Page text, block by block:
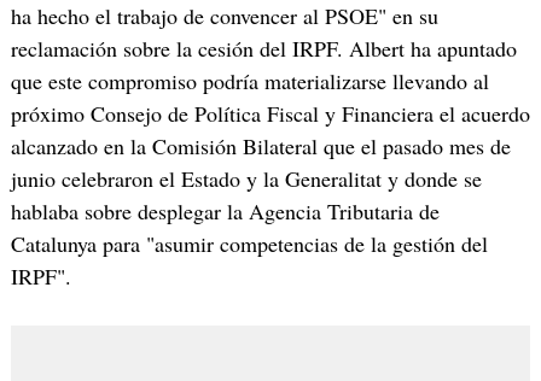
ha hecho el trabajo de convencer al PSOE" en su
reclamación sobre la cesión del IRPF. Albert ha apuntado
que este compromiso podría materializarse llevando al
próximo Consejo de Política Fiscal y Financiera el acuerdo
alcanzado en la Comisión Bilateral que el pasado mes de
junio celebraron el Estado y la Generalitat y donde se
hablaba sobre desplegar la Agencia Tributaria de
Catalunya para "asumir competencias de la gestión del
IRPF".